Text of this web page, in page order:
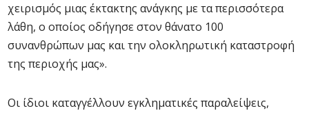
χειρισμός μιας έκτακτης ανάγκης με τα περισσότερα
λάθη, ο οποίος οδήγησε στον θάνατο 100
συνανθρώπων μας και την ολοκληρωτική καταστροφή
της περιοχής μας».
Οι ίδιοι καταγγέλλουν εγκληματικές παραλείψεις,